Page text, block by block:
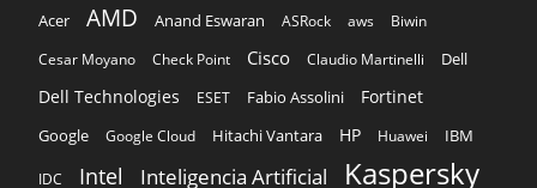
Acer AMD Anand Eswaran ASRock aws
Biwin
Cesar Moyano
Check Point Cisco Claudio Martinelli Dell
Dell Technologies ESET Fabio Assolini Fortinet
Google Google Cloud Hitachi Vantara HP Huawei IBM
IDC Intel Inteligencia Artificial Kaspersky